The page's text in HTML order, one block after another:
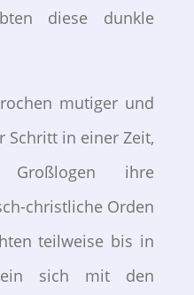
diese dunkle
mutiger und
Schritt in einer Zeit,
ihre
christliche Orden
teilweise bis in
sich mit den